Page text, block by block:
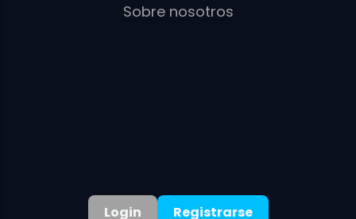
Sobre nosotros
Login Registrarse